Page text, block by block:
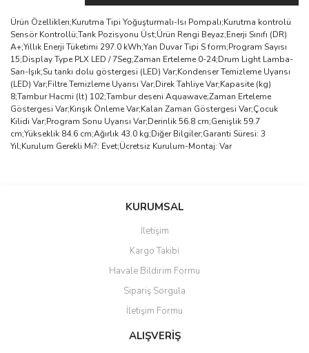
Ürün Özellikleri;Kurutma Tipi Yoğuşturmalı-Isı Pompalı;Kurutma kontrolü
Sensör Kontrollü;Tank Pozisyonu Üst;Ürün Rengi Beyaz;Enerji Sınıfı (DR)
A+;Yıllık Enerji Tüketimi 297.0 kWh;Yan Duvar Tipi S form;Program Sayısı
15;Display Type PLX LED / 7Seg;Zaman Erteleme 0-24;Drum Light Lamba-
Sarı-Işık;Su tankı dolu göstergesi (LED) Var;Kondenser Temizleme Uyarısı
(LED) Var;Filtre Temizleme Uyarısı Var;Direk Tahliye Var;Kapasite (kg)
8;Tambur Hacmi (lt) 102;Tambur deseni Aquawave;Zaman Erteleme
Göstergesi Var;Kırışık Önleme Var;Kalan Zaman Göstergesi Var;Çocuk
Kilidi Var;Program Sonu Uyarısı Var;Derinlik 56.8 cm;Genişlik 59.7
cm;Yükseklik 84.6 cm;Ağırlık 43.0 kg;Diğer Bilgiler;Garanti Süresi: 3
Yıl;Kurulum Gerekli Mi?: Evet;Ücretsiz Kurulum-Montaj: Var
Bu ürüne ilk yorumu siz yapın!
Ürün resmi kalitesiz, bozuk veya görüntülenemiyor.
Ürün açıklamasında eksik bilgiler bulunuyor.
Ürün bilgilerinde hatalar bulunuyor.
Ürün fiyatı diğer sitelerden daha pahalı.
Bu ürüne benzer farklı alternatifler olmalı.
KURUMSAL
İletişim
Kargo Takibi
Havale Bildirim Formu
Sipariş Sorgula
İletişim Formu
ALIŞVERİŞ